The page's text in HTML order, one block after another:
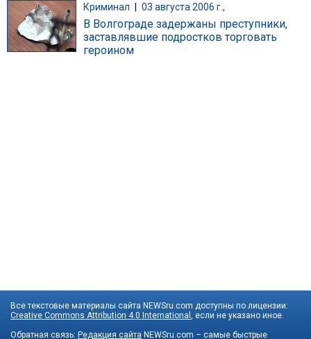
Криминал | 03 августа 2006 г.,
В Волгограде задержаны преступники,
заставлявшие подростков торговать
героином
Все текстовые материалы сайта NEWSru.com доступны по лицензии:
Creative Commons Attribution 4.0 International
, если не указано иное.
Обратная связь: Редакция сайта NEWSru.com – самые быстрые